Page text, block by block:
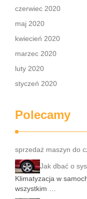
czerwiec 2020
maj 2020
kwiecień 2020
marzec 2020
luty 2020
styczeń 2020
Polecamy
sprzedaż maszyn do
Jak dbać o
Klimatyzacja w
wszystkim …